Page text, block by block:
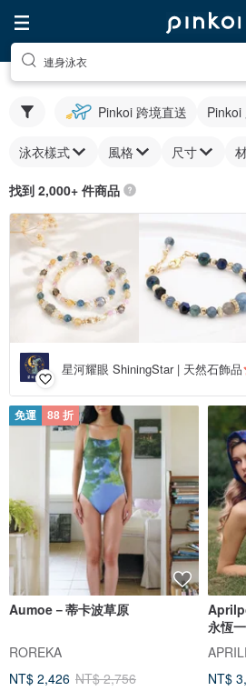
連身泳衣
Pinkoi 跨境直送 Pinkoi
泳衣樣式 風格 尺寸
找到 2,000+ 件商品
星河耀眼 ShiningStar | 天然石飾品
免運 88 折
Aumoe－蒂卡波草原
ROREKA
NT$ 2,426 NT$ 2,756
永恆
NT$